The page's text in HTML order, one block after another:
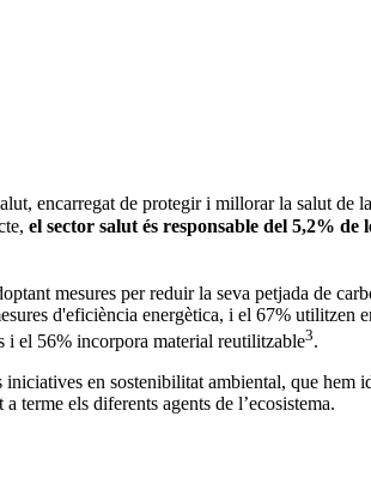
encarregat de protegir i millorar la salut de
el sector salut és responsable del 5,2% de
mesures per reduir la seva petjada de
d'eficiència energètica, i el 67% utilitzen
i el 56% incorpora material reutilitzable3.
iniciatives en sostenibilitat ambiental, que
terme els diferents agents de l’ecosistema.